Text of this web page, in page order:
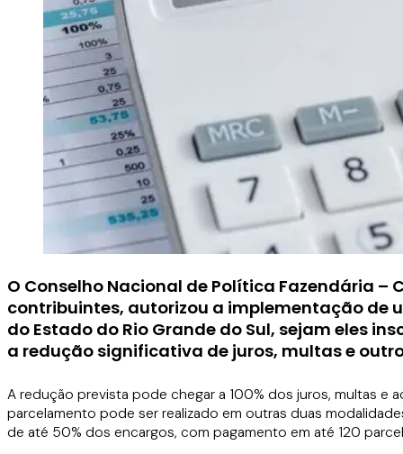
O Conselho Nacional de Política Fazendária –
contribuintes, autorizou a implementação de
do Estado do Rio Grande do Sul, sejam eles
a redução significativa de juros, multas e
A redução prevista pode chegar a 100% dos juros, multas e
parcelamento pode ser realizado em outras duas
de até 50% dos encargos, com pagamento em até 120